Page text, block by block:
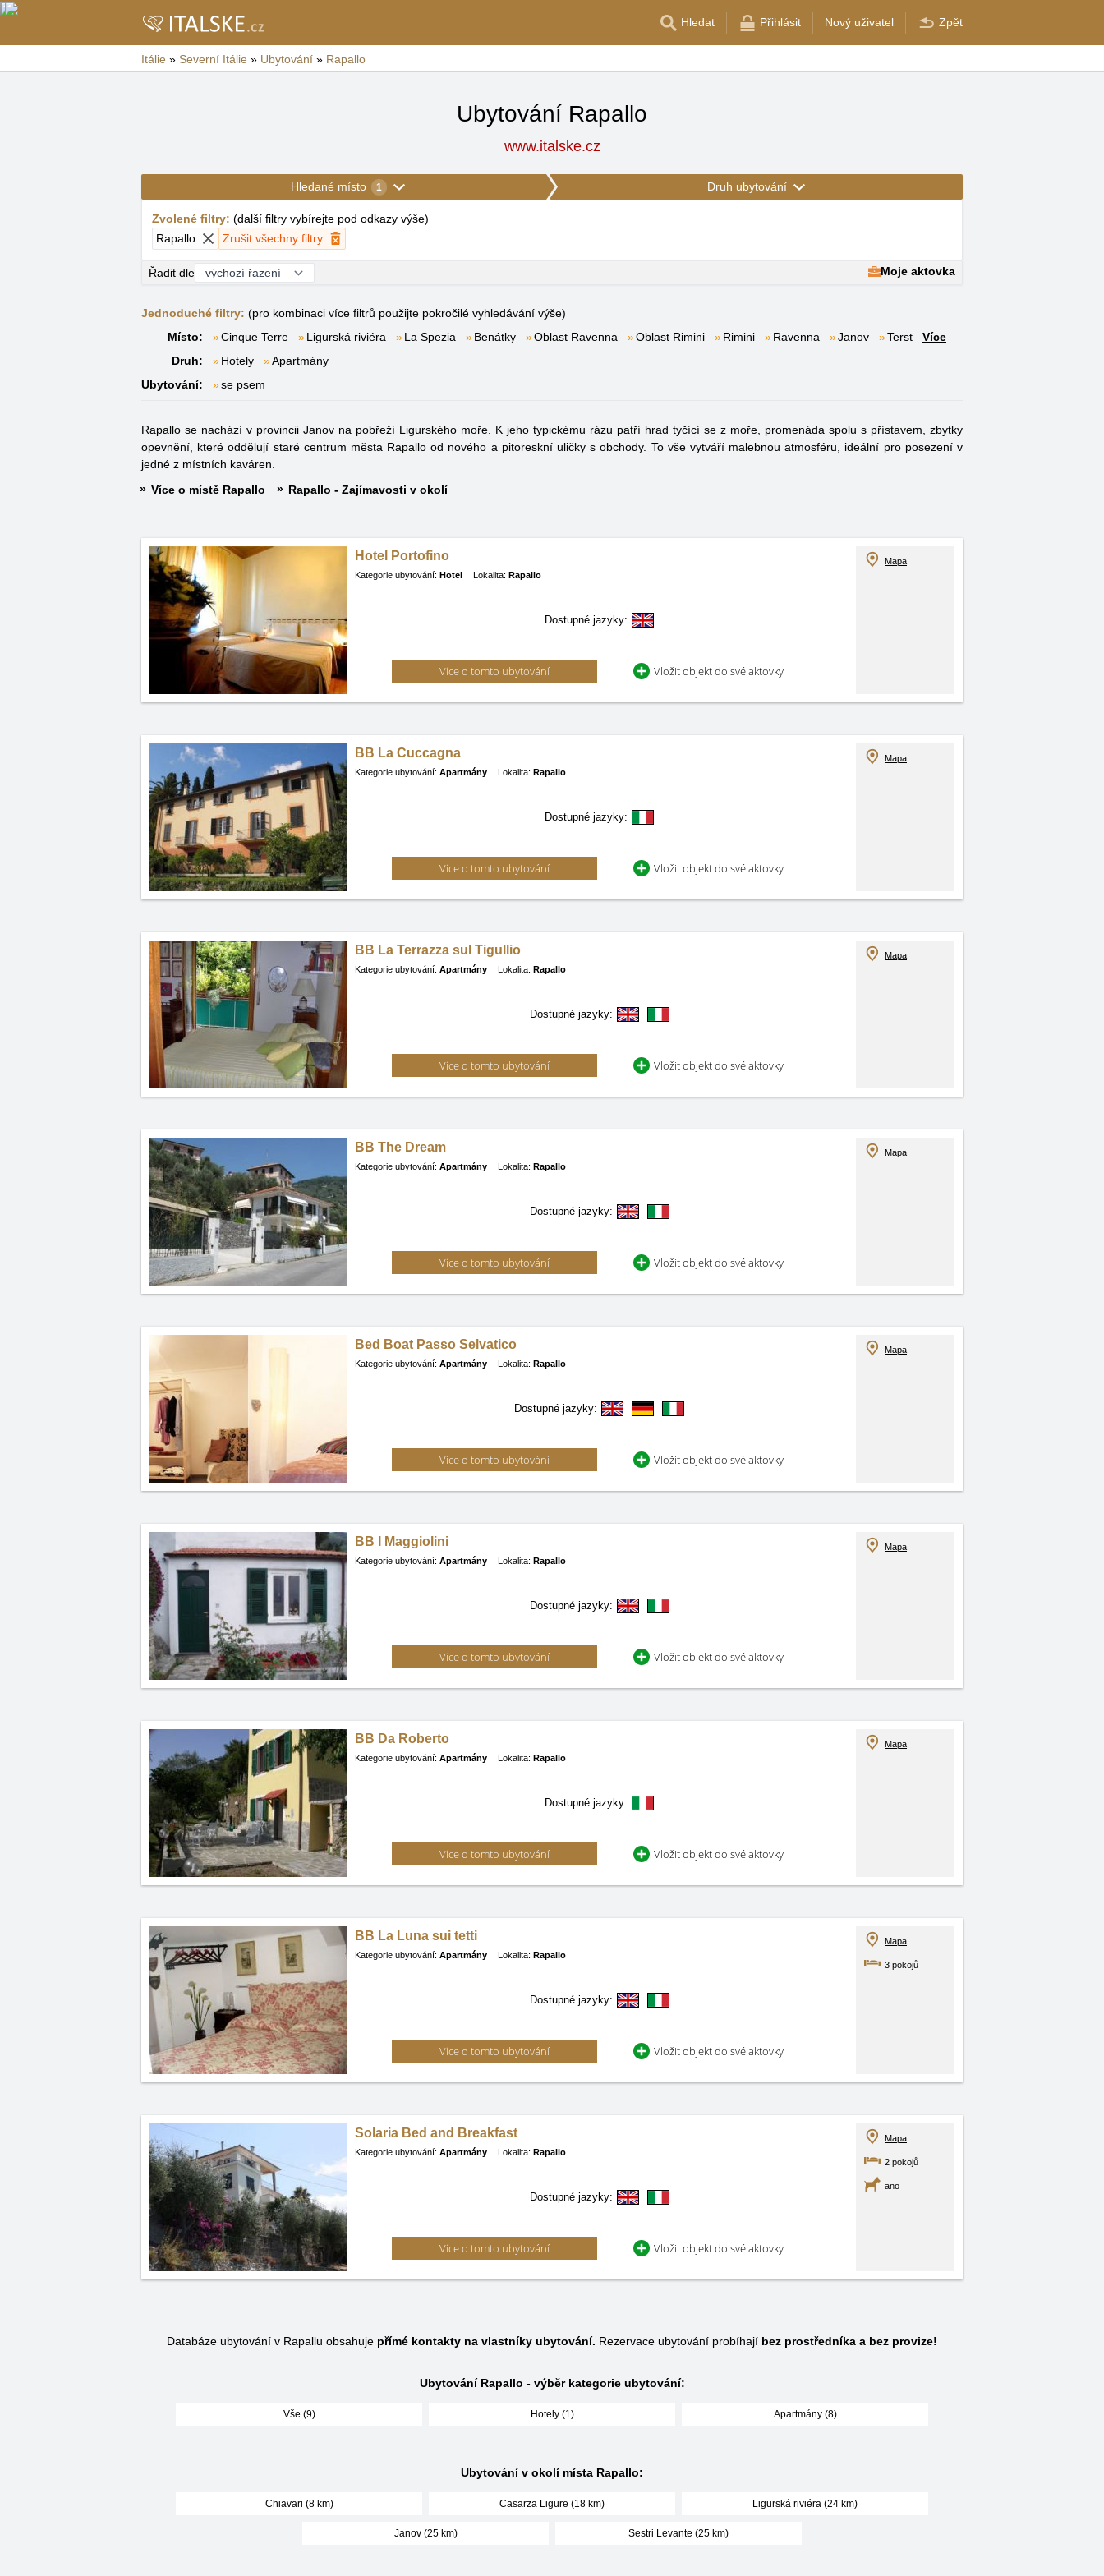
Hledat Přihlásit Nový uživatel Zpět
Itálie » Severní Itálie » Ubytování » Rapallo
Ubytování Rapallo
www.italske.cz
Hledané místo 1 Druh ubytování
Zvolené filtry: (další filtry vybírejte pod odkazy výše)
Rapallo
Zrušit všechny filtry
Řadit dle Moje aktovka
Jednoduché filtry: (pro kombinaci více filtrů použijte pokročilé vyhledávání výše)
Místo:
Cinque Terre Ligurská riviéra La Spezia Benátky Oblast Ravenna Oblast Rimini Rimini Ravenna Janov Terst
Více
Druh:
Hotely
Apartmány
Ubytování:
se psem
Rapallo se nachází v provincii Janov na pobřeží Ligurského moře. K jeho typickému rázu patří hrad tyčící se z moře, promenáda spolu s přístavem, zbytky
opevnění, které oddělují staré centrum města Rapallo od nového a pitoreskní uličky s obchody. To vše vytváří malebnou atmosféru, ideální pro posezení v
jedné z místních kaváren.
Více o místě Rapallo
Rapallo - Zajímavosti v okolí
Hotel Portofino
Kategorie ubytování: Hotel Lokalita: Rapallo
Dostupné jazyky:
Více o tomto ubytování Vložit objekt do své aktovky
Mapa
BB La Cuccagna
Kategorie ubytování: Apartmány Lokalita: Rapallo
Dostupné jazyky:
Více o tomto ubytování Vložit objekt do své aktovky
Mapa
BB La Terrazza sul Tigullio
Kategorie ubytování: Apartmány Lokalita: Rapallo
Dostupné jazyky:
Více o tomto ubytování Vložit objekt do své aktovky
Mapa
BB The Dream
Kategorie ubytování: Apartmány Lokalita: Rapallo
Dostupné jazyky:
Více o tomto ubytování Vložit objekt do své aktovky
Mapa
Bed Boat Passo Selvatico
Kategorie ubytování: Apartmány Lokalita: Rapallo
Dostupné jazyky:
Více o tomto ubytování Vložit objekt do své aktovky
Mapa
BB I Maggiolini
Kategorie ubytování: Apartmány Lokalita: Rapallo
Dostupné jazyky:
Více o tomto ubytování Vložit objekt do své aktovky
Mapa
BB Da Roberto
Kategorie ubytování: Apartmány Lokalita: Rapallo
Dostupné jazyky:
Více o tomto ubytování Vložit objekt do své aktovky
Mapa
BB La Luna sui tetti
Kategorie ubytování: Apartmány Lokalita: Rapallo
Dostupné jazyky:
Více o tomto ubytování Vložit objekt do své aktovky
Mapa
3 pokojů
Solaria Bed and Breakfast
Kategorie ubytování: Apartmány Lokalita: Rapallo
Dostupné jazyky:
Více o tomto ubytování Vložit objekt do své aktovky
Mapa
2 pokojů
ano
Databáze ubytování v Rapallu obsahuje přímé kontakty na vlastníky ubytování. Rezervace ubytování probíhají bez prostředníka a bez provize!
Ubytování Rapallo - výběr kategorie ubytování:
Vše (9) Hotely (1) Apartmány (8)
Ubytování v okolí místa Rapallo:
Chiavari (8 km) Casarza Ligure (18 km) Ligurská riviéra (24 km)
Janov (25 km) Sestri Levante (25 km)